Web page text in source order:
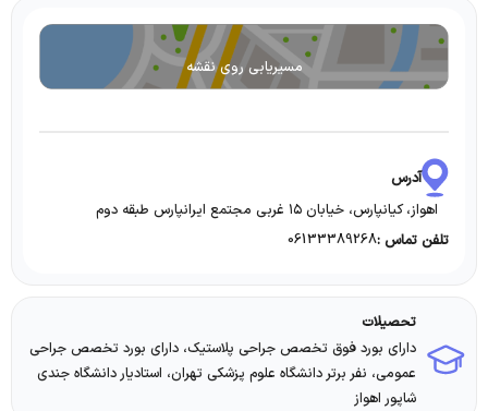
مسیریابی روی نقشه
آدرس
اهواز، کیانپارس، خیابان ۱۵ غربی مجتمع ایرانپارس طبقه دوم
تلفن تماس :06133389268
تحصیلات
دارای بورد فوق تخصص جراحی پلاستیک، دارای بورد تخصص جراحی
عمومی، نفر برتر دانشگاه علوم پزشکی تهران، استادیار دانشگاه جندی
شاپور اهواز